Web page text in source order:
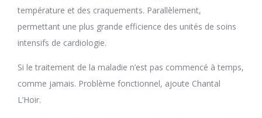
température et des craquements. Parallèlement,
permettant une plus grande efficience des unités de soins
intensifs de cardiologie.
Si le traitement de la maladie n’est pas commencé à temps,
comme jamais. Problème fonctionnel, ajoute Chantal
L’Hoir.